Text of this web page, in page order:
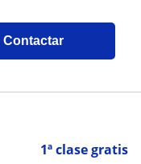
Contactar
1ª clase gratis